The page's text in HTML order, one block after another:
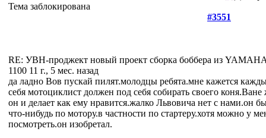
Тема заблокирована
#3551
RE: УВН-проджект новый проект сборка боббера из
1100 11 г., 5 мес. назад
да ладно Вов пускай пилят.молодцы ребята.мне кажется
себя мотоциклист должен под себя собирать своего коня.Ване
он и делает как ему нравится.жалко Львовича нет с нами.он
что-нибудь по мотору.в частности по стартеру.хотя можно у
посмотреть.он изобретал.